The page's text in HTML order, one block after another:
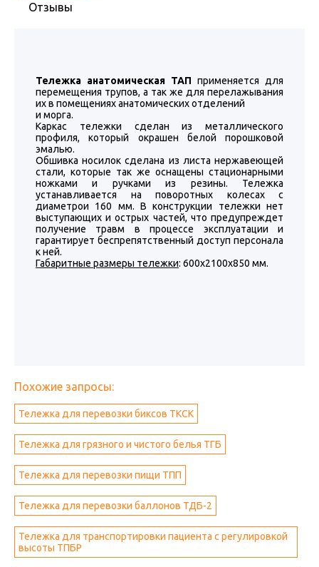
Отзывы
Тележка анатомическая ТАП применяется для
перемещения трупов, а так же для перелажывания
их в помещениях анатомических отделений
и морга.
Каркас тележки сделан из металлического
профиля, который окрашен белой порошковой
эмалью.
Обшивка носилок сделана из листа нержавеющей
стали, которые так же оснащены стационарными
ножками и ручками из резины. Тележка
устанавливается на поворотных колесах с
диаметрои 160 мм. В конструкции тележки нет
выступающих и острых частей, что предупреждет
получение травм в процессе эксплуатации и
гарантирует беспрепятственный доступ персонала
к ней.
Габаритные размеры тележки: 600х2100х850 мм.
Похожие запросы:
Тележка для перевозки биксов ТКСК
Тележка для грязного и чистого белья ТГБ
Тележка для перевозки пищи ТПП
Тележка для перевозки баллонов ТДБ-2
Тележка для транспортировки пациента с регулировкой
высоты ТПБР